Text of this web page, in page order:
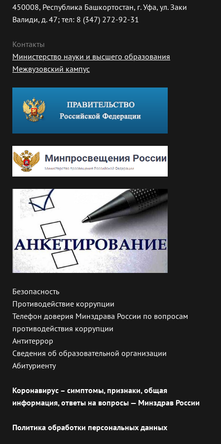
450008, Республика Башкортостан, г. Уфа, ул. Заки
Валиди, д. 47; тел: 8 (347) 272-92-31
Контакты
Министерство науки и высшего образования
Межвузовский кампус
Безопасность
Противодействие коррупции
Телефон доверия Минздрава России по вопросам
противодействия коррупции
Антитеррор
Сведения об образовательной организации
Абитуриенту
Коронавирус – симптомы, признаки, общая
информация, ответы на вопросы — Минздрав России
Политика обработки персональных данных